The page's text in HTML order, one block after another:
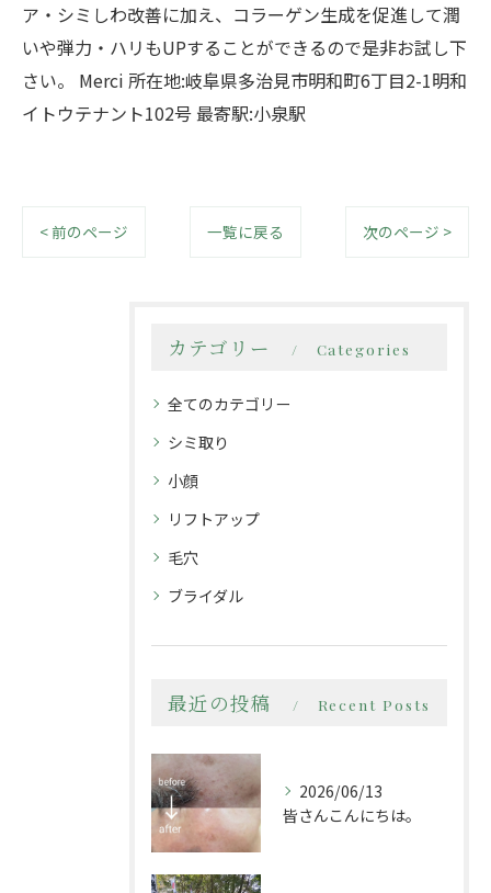
ア・シミしわ改善に加え、コラーゲン生成を促進して潤
いや弾力・ハリもUPすることができるので是非お試し下
さい。 Merci 所在地:岐阜県多治見市明和町6丁目2-1明和
イトウテナント102号 最寄駅:小泉駅
< 前のページ 一覧に戻る 次のページ >
カテゴリー Categories
全てのカテゴリー
シミ取り
小顔
リフトアップ
毛穴
ブライダル
最近の投稿 Recent Posts
2026/06/13
皆さんこんにちは。